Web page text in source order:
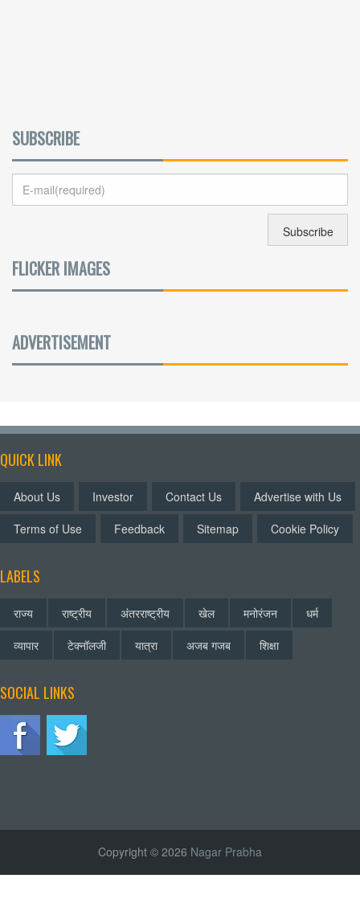
SUBSCRIBE
FLICKER IMAGES
ADVERTISEMENT
QUICK LINK
About Us Investor Contact Us
Advertise with Us
Terms of Use
Feedback Sitemap Cookie Policy
LABELS
राज्य राष्ट्रीय अंतरराष्ट्रीय खेल मनोरंजन
धर्म
व्यापार
टेक्नॉलजी यात्रा अजब गजब शिक्षा
SOCIAL LINKS
Copyright © 2026 Nagar Prabha